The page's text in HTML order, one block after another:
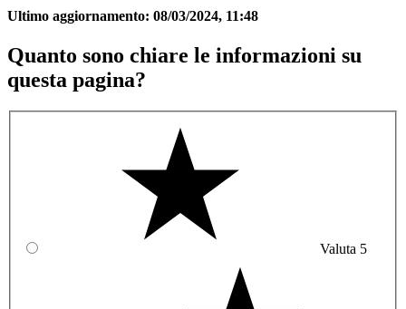
Ultimo aggiornamento: 08/03/2024, 11:48
Quanto sono chiare le informazioni su
questa pagina?
Valuta 5